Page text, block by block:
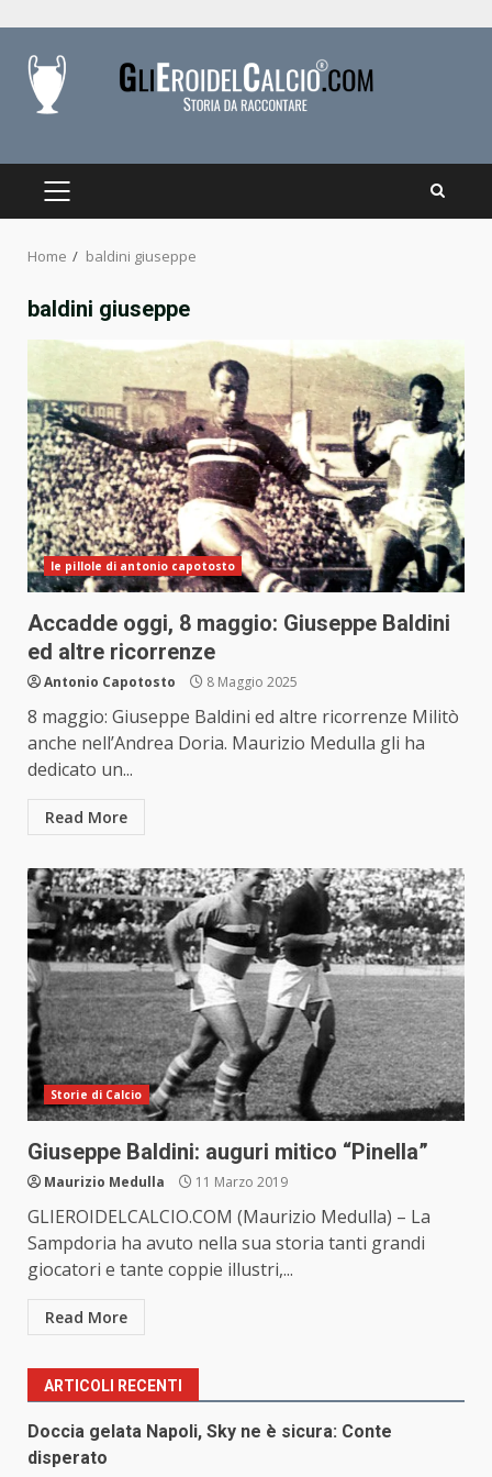
content
PRIMARY
Home baldini giuseppe
baldini giuseppe
le pillole di antonio capotosto
Accadde oggi, 8 maggio: Giuseppe Baldini
ed altre ricorrenze
Antonio Capotosto 8 Maggio 2025
8 maggio: Giuseppe Baldini ed altre ricorrenze Militò
anche nell’Andrea Doria. Maurizio Medulla gli ha
dedicato un...
Read More
Storie di Calcio
Giuseppe Baldini: auguri mitico “Pinella”
Maurizio Medulla 11 Marzo 2019
GLIEROIDELCALCIO.COM (Maurizio Medulla) – La
Sampdoria ha avuto nella sua storia tanti grandi
giocatori e tante coppie illustri,...
Read More
ARTICOLI RECENTI
Doccia gelata Napoli, Sky ne è sicura: Conte
disperato